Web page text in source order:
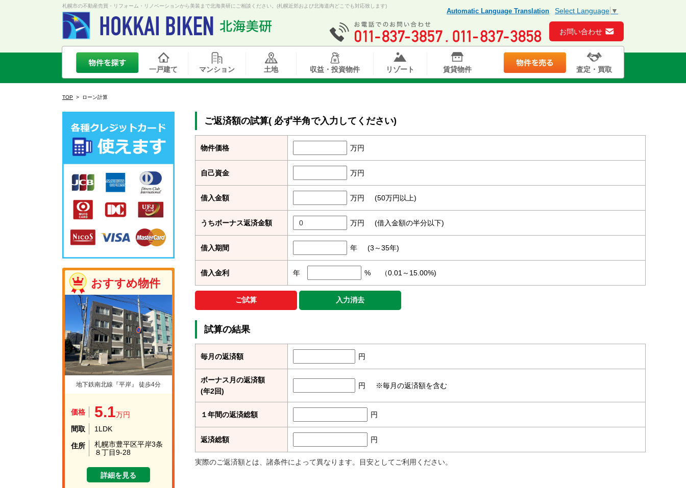
札幌市の不動産売買・リフォーム・リノベーションから美装まで北海美研にご相談ください。(札幌近郊および北海道内どこでも対応致します)
Automatic Language Translation Select Language ▼
お問い合わせ
一戸建て マンション 土地 収益・投資物件 リゾート 賃貸物件 査定・買取
TOP > ローン計算
ご返済額の試算( 必ず半角で入力してください)
物件価格 万円
自己資金 万円
借入金額 万円 (50万円以上)
うちボーナス返済金額 万円 (借入金額の半分以下)
借入期間 年 (3～35年)
借入金利 年 % （0.01～15.00%)
試算の結果
毎月の返済額 円
ボーナス月の返済額
(年2回)
円 ※毎月の返済額を含む
１年間の返済総額 円
返済総額 円
実際のご返済額とは、諸条件によって異なります。目安としてご利用ください。
おすすめ物件
地下鉄南北線『平岸』 徒歩4分
価格 5.1万円
間取
1LDK
住所
札幌市豊平区平岸3条
８丁目9-28
詳細を見る